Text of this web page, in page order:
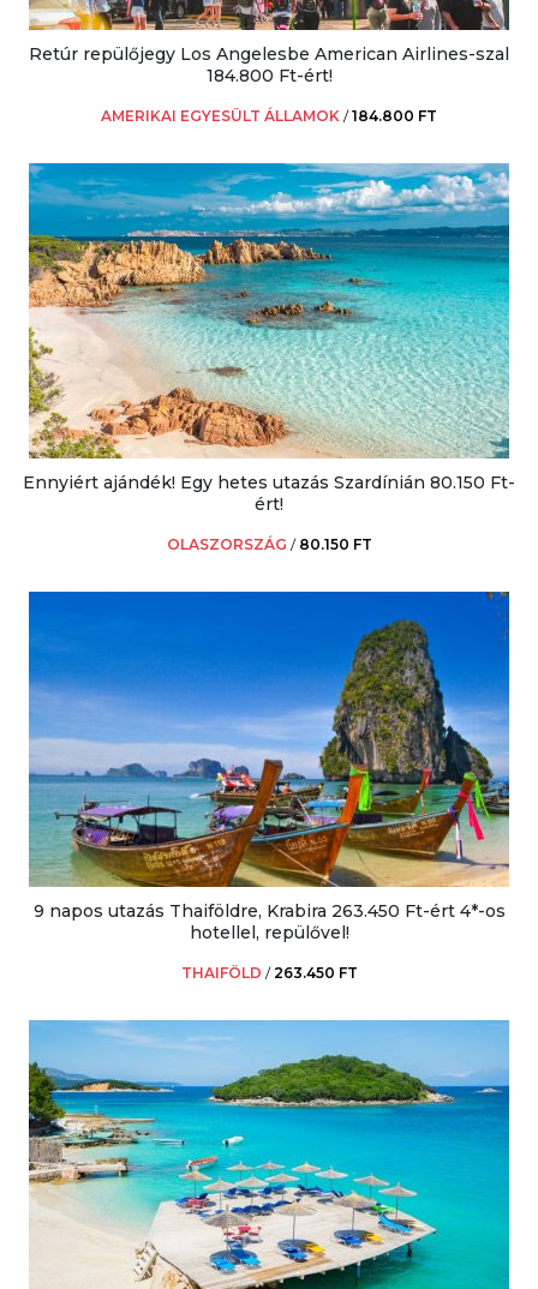
Retúr repülőjegy Los Angelesbe American Airlines-szal
184.800 Ft-ért!
AMERIKAI EGYESÜLT ÁLLAMOK /184.800 FT
Ennyiért ajándék! Egy hetes utazás Szardínián 80.150 Ft-
ért!
OLASZORSZÁG / 80.150 FT
9 napos utazás Thaiföldre, Krabira 263.450 Ft-ért 4*-os
hotellel, repülővel!
THAIFÖLD /263.450 FT